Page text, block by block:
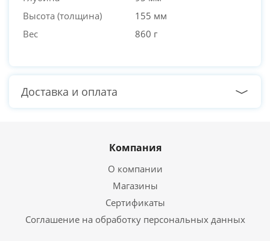
Высота (толщина)
155 мм
Вес
860 г
Доставка и оплата
Компания
О компании
Магазины
Сертификаты
Соглашение на обработку персональных данных